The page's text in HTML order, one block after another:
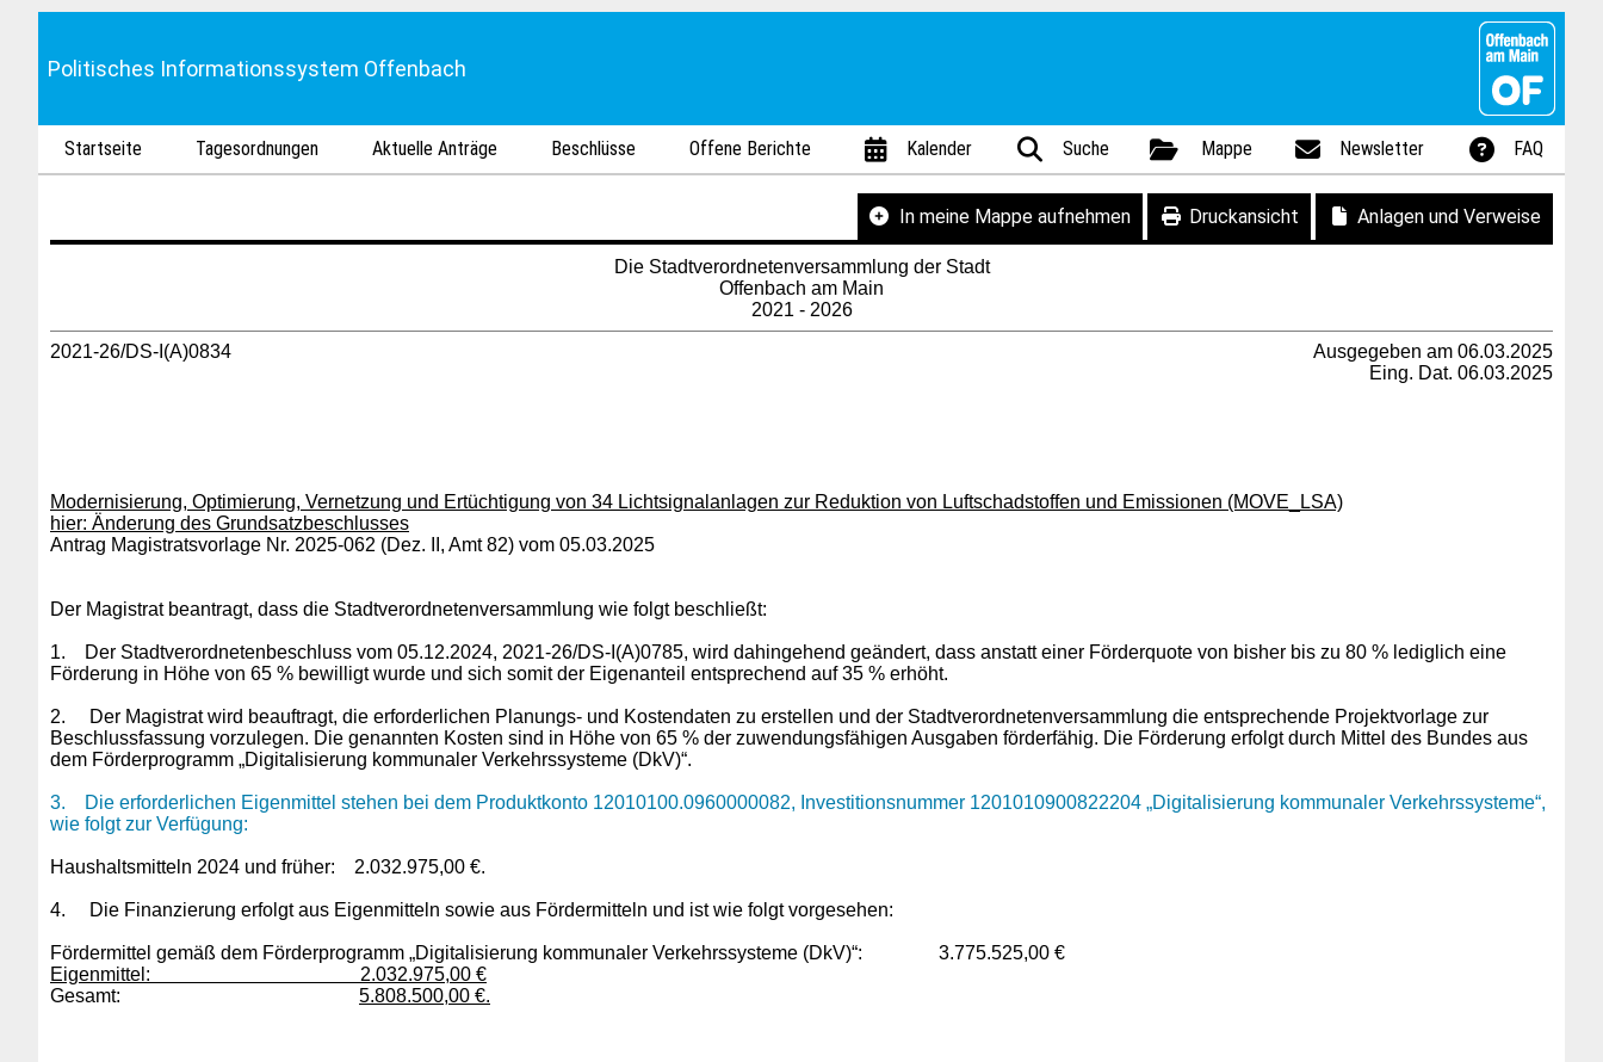
Politisches Informationssystem Offenbach
Startseite Tagesordnungen Aktuelle Anträge Beschlüsse Offene Berichte Kalender Suche Mappe Newsletter FAQ
In meine Mappe aufnehmen Druckansicht Anlagen und Verweise
Die Stadtverordnetenversammlung der Stadt
Offenbach am Main
2021 - 2026
2021-26/DS-I(A)0834
Ausgegeben am 06.03.2025
Eing. Dat. 06.03.2025
Modernisierung, Optimierung, Vernetzung und Ertüchtigung von 34 Lichtsignalanlagen zur Reduktion von Luftschadstoffen und Emissionen (MOVE_LSA)
hier: Änderung des Grundsatzbeschlusses
Antrag Magistratsvorlage Nr. 2025-062 (Dez. II, Amt 82) vom 05.03.2025
Der Magistrat beantragt, dass die Stadtverordnetenversammlung wie folgt beschließt:
1.
Der Stadtverordnetenbeschluss vom 05.12.2024, 2021-26/DS-I(A)0785, wird dahingehend geändert, dass anstatt einer Förderquote von bisher bis zu 80 % lediglich eine
Förderung in Höhe von 65 % bewilligt wurde und sich somit der Eigenanteil entsprechend auf 35 % erhöht.
2.
Der Magistrat wird beauftragt, die erforderlichen Planungs- und Kostendaten zu erstellen und der Stadtverordnetenversammlung die entsprechende Projektvorlage zur
Beschlussfassung vorzulegen. Die genannten Kosten sind in Höhe von 65 % der zuwendungsfähigen Ausgaben förderfähig. Die Förderung erfolgt durch Mittel des Bundes aus
dem Förderprogramm „Digitalisierung kommunaler Verkehrssysteme (DkV)“.
3.
Die erforderlichen Eigenmittel stehen bei dem Produktkonto 12010100.0960000082, Investitionsnummer 1201010900822204 „Digitalisierung kommunaler Verkehrssysteme“,
wie folgt zur Verfügung:
Haushaltsmitteln 2024 und früher: 2.032.975,00 €.
4. Die Finanzierung erfolgt aus Eigenmitteln sowie aus Fördermitteln und ist wie folgt vorgesehen:
Fördermittel gemäß dem Förderprogramm „Digitalisierung kommunaler Verkehrssysteme (DkV)“: 3.775.525,00 €
Eigenmittel: 2.032.975,00 €
Gesamt: 5.808.500,00 €.